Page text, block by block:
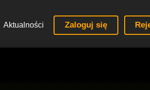
Aktualności Zaloguj się